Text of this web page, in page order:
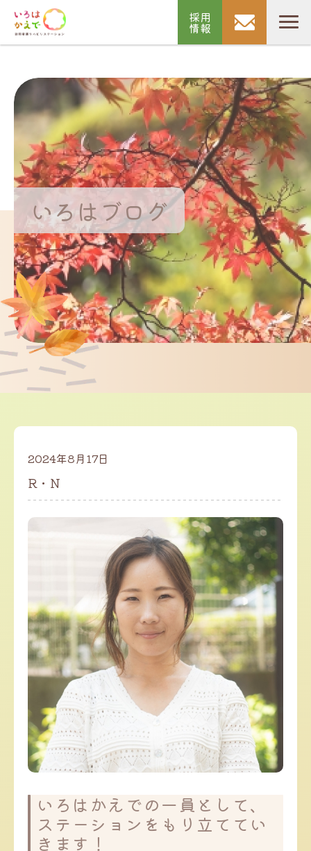
採用
情報
いろはブログ
2024年8月17日
R・N
いろはかえでの一員として、
ステーションをもり立ててい
きます！